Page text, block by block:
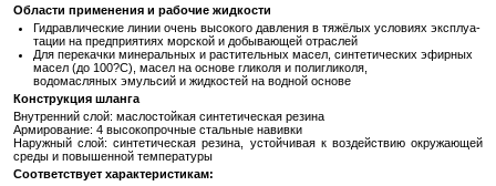
Об­ла­сти при­ме­не­ния и ра­бо­чие жид­ко­сти
Гид­рав­ли­че­ские линии очень вы­со­ко­го дав­ле­ния в тя­жё­лых усло­ви­ях экс­плу­а­
та­ции на пред­при­я­ти­ях мор­ской и до­бы­ва­ю­щей от­рас­лей
Для пе­ре­кач­ки ми­не­раль­ных и рас­ти­тель­ных масел, син­те­ти­че­ских эфир­ных
масел (до 100?С), масел на ос­но­ве гли­ко­ля и по­лигли­ко­ля,
во­до­мас­ля­ных эмуль­сий и жид­ко­стей на вод­ной ос­но­ве
Кон­струк­ция шлан­га
Внут­рен­ний слой: мас­ло­стой­кая син­те­ти­че­ская ре­зи­на
Ар­ми­ро­ва­ние: 4 вы­со­ко­проч­ные сталь­ные на­вив­ки
На­руж­ный слой: син­те­ти­че­ская ре­зи­на, устой­чи­вая к воз­дей­ствию окру­жа­ю­щей
среды и по­вы­шен­ной тем­пе­ра­ту­ры
Со­от­вет­ству­ет ха­рак­те­ри­сти­кам: